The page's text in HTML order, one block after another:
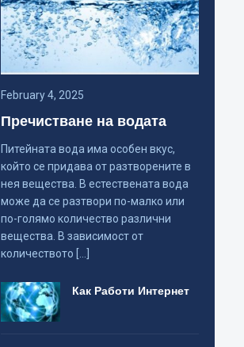
February 4, 2025
Пречистване на водата
Питейната вода има особен вкус,
който се придава от разтворените в
нея вещества. В естествената вода
може да се разтвори по-малко или
по-голямо количество различни
вещества. В зависимост от
количеството […]
Как Работи Интернет